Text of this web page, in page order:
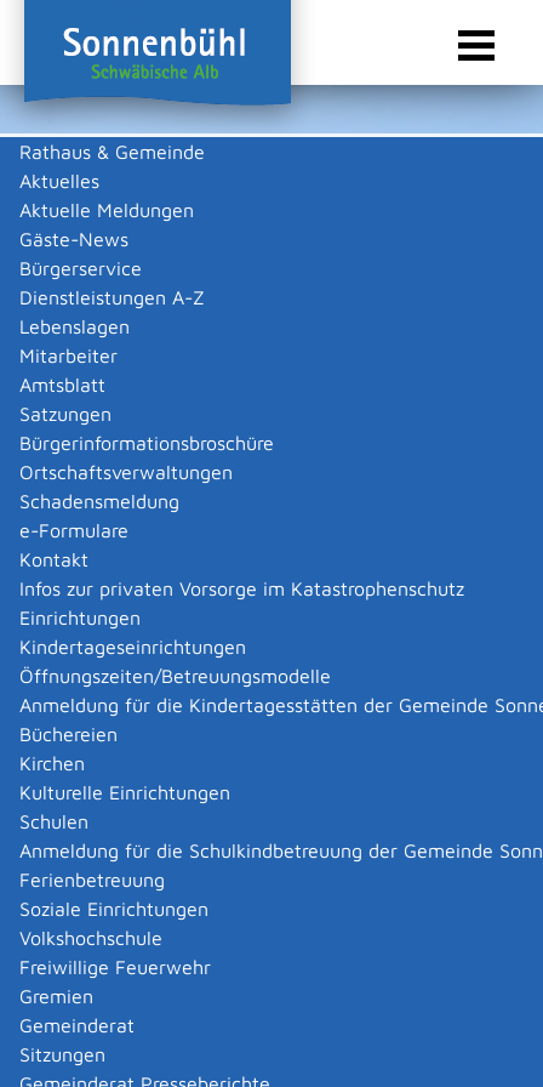
Rathaus & Gemeinde
Aktuelles
Aktuelle Meldungen
Gäste-News
Bürgerservice
Dienstleistungen A-Z
Lebenslagen
Mitarbeiter
Amtsblatt
Satzungen
Bürgerinformationsbroschüre
Ortschaftsverwaltungen
Schadensmeldung
e-Formulare
Kontakt
Infos zur privaten Vorsorge im Katastrophenschutz
Einrichtungen
Kindertageseinrichtungen
Öffnungszeiten/Betreuungsmodelle
Anmeldung für die Kindertagesstätten der Gemeinde
Büchereien
Kirchen
Kulturelle Einrichtungen
Schulen
Anmeldung für die Schulkindbetreuung der Gemeinde
Ferienbetreuung
Soziale Einrichtungen
Volkshochschule
Freiwillige Feuerwehr
Gremien
Gemeinderat
Sitzungen
Sie sind hier:
Auftragsvergaben /
Öffentliche Ausschreibung
||